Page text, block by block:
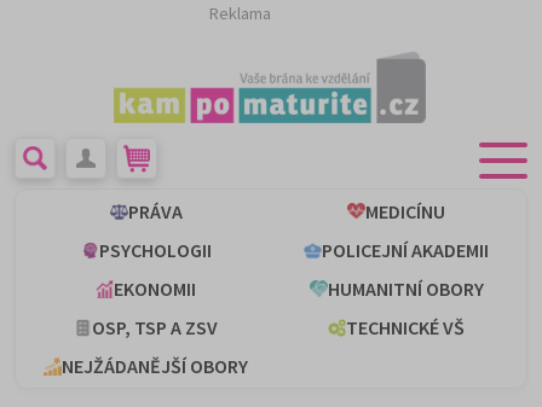
Reklama
PRÁVA
MEDICÍNU
PSYCHOLOGII
POLICEJNÍ AKADEMII
EKONOMII
HUMANITNÍ OBORY
OSP, TSP A ZSV
TECHNICKÉ VŠ
NEJŽÁDANĚJŠÍ OBORY